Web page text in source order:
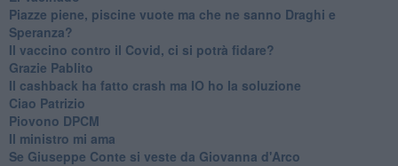
Piazze piene, piscine vuote ma che ne sanno Draghi e
Speranza?
​Il vaccino contro il Covid, ci si potrà fidare?
Grazie Pablito
Il cashback ha fatto crash ma IO ho la soluzione
Ciao Patrizio
Piovono DPCM
Il ministro mi ama
Se Giuseppe Conte si veste da Giovanna d'Arco